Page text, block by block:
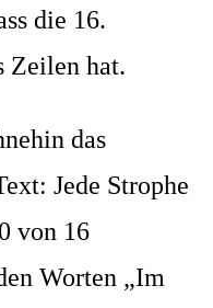
die 16.
Zeilen hat.
das
Jede Strophe
von 16
Worten „Im